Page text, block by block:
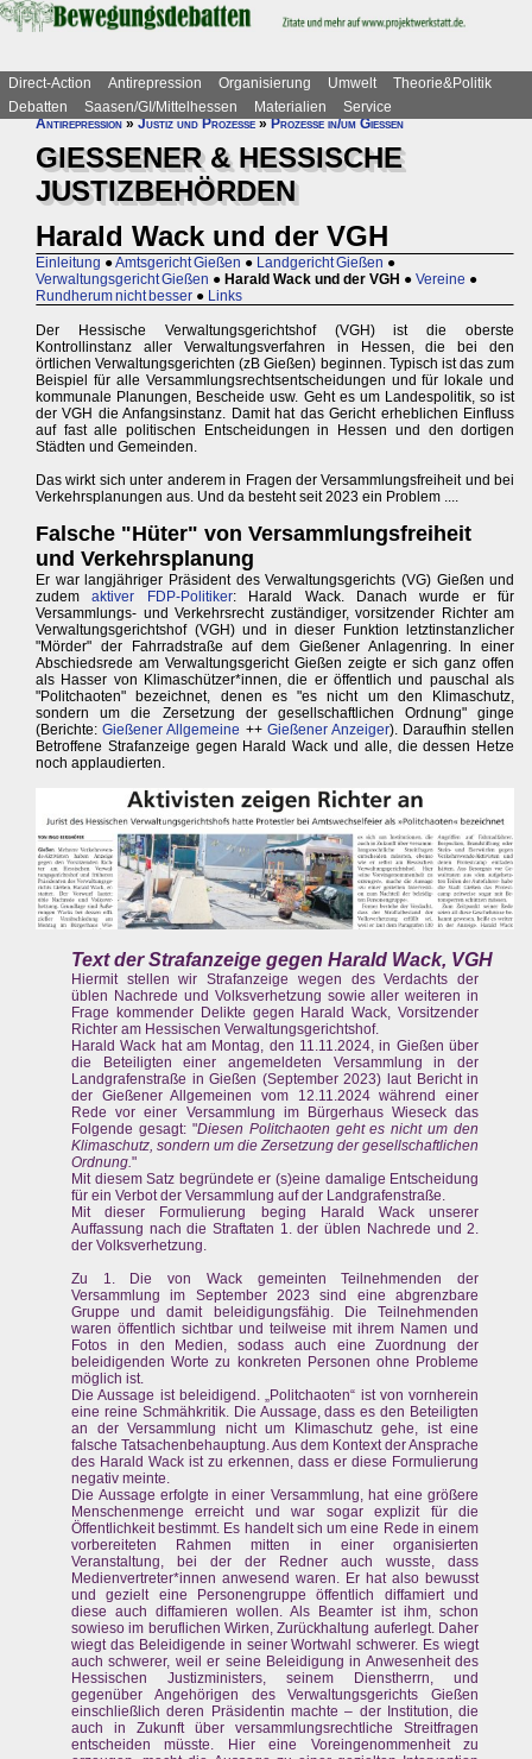
Direct-Action Antirepression Organisierung Umwelt
Theorie&Politik
Debatten
Saasen/GI/Mittelhessen Materialien
Service
Antirepression»Justiz und Prozesse»Prozesse in/um Gießen
GIESSENER & HESSISCHE
JUSTIZBEHÖRDEN
Harald Wack und der VGH
Einleitung ●Amtsgericht Gießen ● Landgericht Gießen ●
Verwaltungsgericht Gießen ● Harald Wack und der VGH ● Vereine ●
Rundherum nicht besser ● Links
Der Hessische Verwaltungsgerichtshof (VGH) ist die oberste
Kontrollinstanz aller Verwaltungsverfahren in Hessen, die bei den
örtlichen Verwaltungsgerichten (zB Gießen) beginnen. Typisch ist das zum
Beispiel für alle Versammlungsrechtsentscheidungen und für lokale und
kommunale Planungen, Bescheide usw. Geht es um Landespolitik, so ist
der VGH die Anfangsinstanz. Damit hat das Gericht erheblichen Einfluss
auf fast alle politischen Entscheidungen in Hessen und den dortigen
Städten und Gemeinden.
Das wirkt sich unter anderem in Fragen der Versammlungsfreiheit und bei
Verkehrsplanungen aus. Und da besteht seit 2023 ein Problem ....
Falsche "Hüter" von Versammlungsfreiheit
und Verkehrsplanung
Er war langjähriger Präsident des Verwaltungsgerichts (VG) Gießen und
zudemaktiver FDP-Politiker: Harald Wack. Danach wurde er für
Versammlungs- und Verkehrsrecht zuständiger, vorsitzender Richter am
Verwaltungsgerichtshof (VGH) und in dieser Funktion letztinstanzlicher
"Mörder" der Fahrradstraße auf dem Gießener Anlagenring. In einer
Abschiedsrede am Verwaltungsgericht Gießen zeigte er sich ganz offen
als Hasser von Klimaschützer*innen, die er öffentlich und pauschal als
"Politchaoten" bezeichnet, denen es "es nicht um den Klimaschutz,
sondern um die Zersetzung der gesellschaftlichen Ordnung" ginge
(Berichte:Gießener Allgemeine ++ Gießener Anzeiger). Daraufhin stellen
Betroffene Strafanzeige gegen Harald Wack und alle, die dessen Hetze
noch applaudierten.
Text der Strafanzeige gegen Harald Wack, VGH
Hiermit stellen wir Strafanzeige wegen des Verdachts der
üblen Nachrede und Volksverhetzung sowie aller weiteren in
Frage kommender Delikte gegen Harald Wack, Vorsitzender
Richter am Hessischen Verwaltungsgerichtshof.
Harald Wack hat am Montag, den 11.11.2024, in Gießen über
die Beteiligten einer angemeldeten Versammlung in der
Landgrafenstraße in Gießen (September 2023) laut Bericht in
der Gießener Allgemeinen vom 12.11.2024 während einer
Rede vor einer Versammlung im Bürgerhaus Wieseck das
Folgende gesagt: "Diesen Politchaoten geht es nicht um den
Klimaschutz, sondern um die Zersetzung der gesellschaftlichen
Ordnung. "
Mit diesem Satz begründete er (s)eine damalige Entscheidung
für ein Verbot der Versammlung auf der Landgrafenstraße.
Mit dieser Formulierung beging Harald Wack unserer
Auffassung nach die Straftaten 1. der üblen Nachrede und 2.
der Volksverhetzung.
Zu 1. Die von Wack gemeinten Teilnehmenden der
Versammlung im September 2023 sind eine abgrenzbare
Gruppe und damit beleidigungsfähig. Die Teilnehmenden
waren öffentlich sichtbar und teilweise mit ihrem Namen und
Fotos in den Medien, sodass auch eine Zuordnung der
beleidigenden Worte zu konkreten Personen ohne Probleme
möglich ist.
Die Aussage ist beleidigend. „Politchaoten“ ist von vornherein
eine reine Schmähkritik. Die Aussage, dass es den Beteiligten
an der Versammlung nicht um Klimaschutz gehe, ist eine
falsche Tatsachenbehauptung. Aus dem Kontext der Ansprache
des Harald Wack ist zu erkennen, dass er diese Formulierung
negativ meinte.
Die Aussage erfolgte in einer Versammlung, hat eine größere
Menschenmenge erreicht und war sogar explizit für die
Öffentlichkeit bestimmt. Es handelt sich um eine Rede in einem
vorbereiteten Rahmen mitten in einer organisierten
Veranstaltung, bei der der Redner auch wusste, dass
Medienvertreter*innen anwesend waren. Er hat also bewusst
und gezielt eine Personengruppe öffentlich diffamiert und
diese auch diffamieren wollen. Als Beamter ist ihm, schon
sowieso im beruflichen Wirken, Zurückhaltung auferlegt. Daher
wiegt das Beleidigende in seiner Wortwahl schwerer. Es wiegt
auch schwerer, weil er seine Beleidigung in Anwesenheit des
Hessischen Justizministers, seinem Dienstherrn, und
gegenüber Angehörigen des Verwaltungsgerichts Gießen
einschließlich deren Präsidentin machte – der Institution, die
auch in Zukunft über versammlungsrechtliche Streitfragen
entscheiden müsste. Hier eine Voreingenommenheit zu